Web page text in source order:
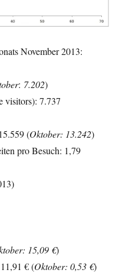
November 2013:
: 7.202)
visitors): 7.737
(Oktober: 13.242)
pro Besuch: 1,79
: 15,09 €)
€ (Oktober: 0,53 €)